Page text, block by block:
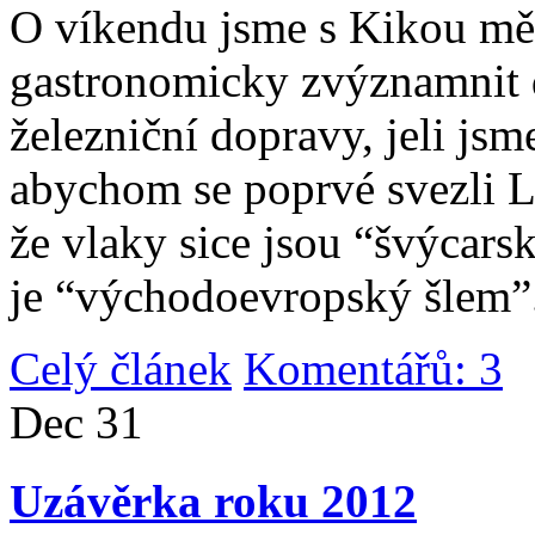
O víkendu jsme s Kikou
gastronomicky
železniční dopravy, jeli
abychom se poprvé svezli
že vlaky sice jsou
je “východoevropský
Celý článek Komentářů: 3
Dec 31
Uzávěrka roku 2012